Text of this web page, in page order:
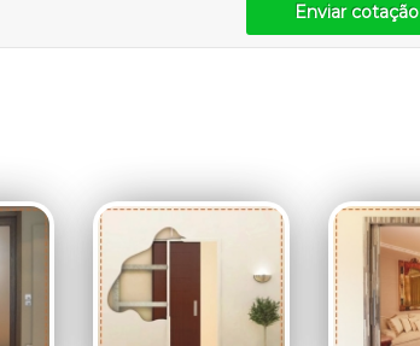
Enviar cotação